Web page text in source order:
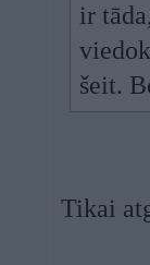
ir
šeit.
Tikai